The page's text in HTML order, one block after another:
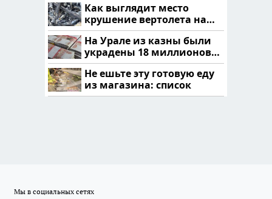
Как выглядит место
крушение вертолета на
Кавказе: смотреть
На Урале из казны были
украдены 18 миллионов
рублей
Не ешьте эту готовую еду
из магазина: список
Мы в социальных сетях